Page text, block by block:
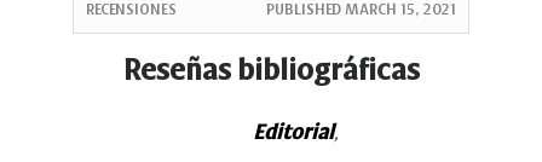
RECENSIONES PUBLISHED MARCH 15, 2021
Reseñas bibliográficas
Editorial,